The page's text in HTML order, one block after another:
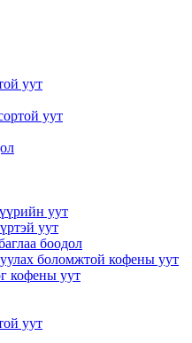
уут
уут
уут
уут
боодол
боломжтой кофены уут
кофены уут
уут